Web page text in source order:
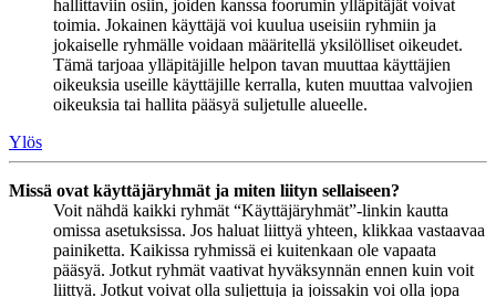
hallittaviin osiin, joiden kanssa foorumin ylläpitäjät voivat
toimia. Jokainen käyttäjä voi kuulua useisiin ryhmiin ja
jokaiselle ryhmälle voidaan määritellä yksilölliset oikeudet.
Tämä tarjoaa ylläpitäjille helpon tavan muuttaa käyttäjien
oikeuksia useille käyttäjille kerralla, kuten muuttaa valvojien
oikeuksia tai hallita pääsyä suljetulle alueelle.
Ylös
Missä ovat käyttäjäryhmät ja miten liityn sellaiseen?
Voit nähdä kaikki ryhmät “Käyttäjäryhmät”-linkin kautta
omissa asetuksissa. Jos haluat liittyä yhteen, klikkaa vastaavaa
painiketta. Kaikissa ryhmissä ei kuitenkaan ole vapaata
pääsyä. Jotkut ryhmät vaativat hyväksynnän ennen kuin voit
liittyä. Jotkut voivat olla suljettuja ja joissakin voi olla jopa